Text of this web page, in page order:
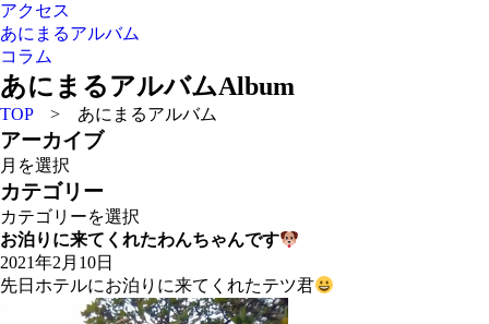
アクセス
あにまるアルバム
コラム
あにまるアルバムAlbum
TOP> あにまるアルバム
アーカイブ
ア
ー
カ
イ
ブ
カテゴリー
カ
テ
ゴ
リ
お泊りに来てくれたわんちゃんです
2021年2月10日
先日ホテルにお泊りに来てくれたテツ君